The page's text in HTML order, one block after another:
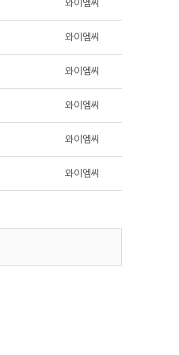
와이엠씨
와이엠씨
와이엠씨
와이엠씨
와이엠씨
와이엠씨